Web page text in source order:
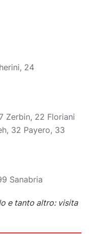
24
Zerbin, 22 Floriani
32 Payero, 33
Sanabria
e tanto altro: visita